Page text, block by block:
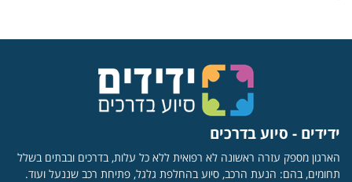
ידידים - סיוע בדרכים
הארגון מספק עזרה ראשונה לא רפואית ללא כל עלות, בדרכים ובבתים בשלל
תחומים, בהם: הנעת הרכב, סיוע בהחלפת גלגל, פתיחת רכב שננעל ועוד.